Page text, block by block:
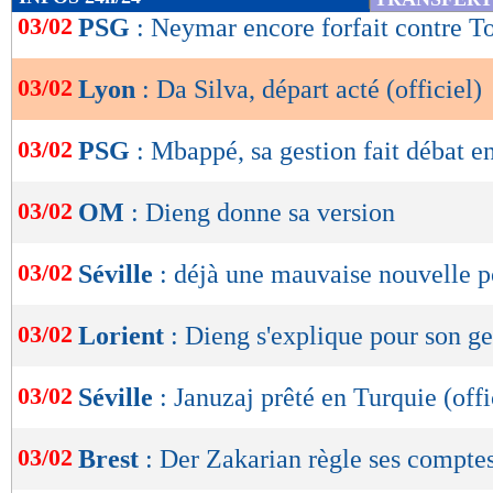
de
OK
03/02 PSG : Neymar encore forfait contre
03/02 Lyon : Da Silva, départ acté (officiel)
03/02 PSG : Mbappé, sa gestion fait débat
03/02 OM : Dieng donne sa version
03/02 Séville : déjà une mauvaise nouvelle
03/02 Lorient : Dieng s'explique pour son
03/02 Séville : Januzaj prêté en Turquie
03/02 Brest : Der Zakarian règle ses